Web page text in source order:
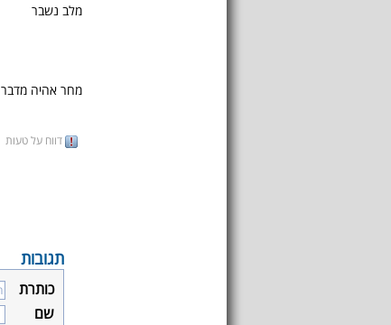
מלב נשבר
מחר אהיה מדבר
דווח על טעות
תגובות
כותרת
שם